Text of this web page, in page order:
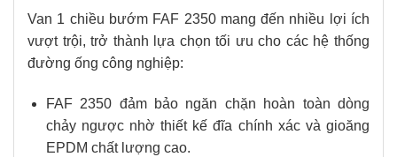
Van 1 chiều bướm FAF 2350 mang đến nhiều lợi ích
vượt trội, trở thành lựa chọn tối ưu cho các hệ thống
đường ống công nghiệp:
FAF 2350 đảm bảo ngăn chặn hoàn toàn dòng
chảy ngược nhờ thiết kế đĩa chính xác và gioăng
EPDM chất lượng cao.